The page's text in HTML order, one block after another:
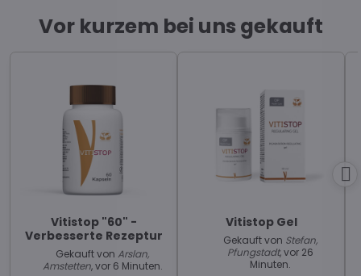
Vor kurzem bei uns gekauft
Vitistop "60" -
Verbesserte Rezeptur
Gekauft von Arslan,
Amstetten, vor 6 Minuten.
Vitistop Gel
Gekauft von Stefan,
Pfungstadt, vor 26
Minuten.